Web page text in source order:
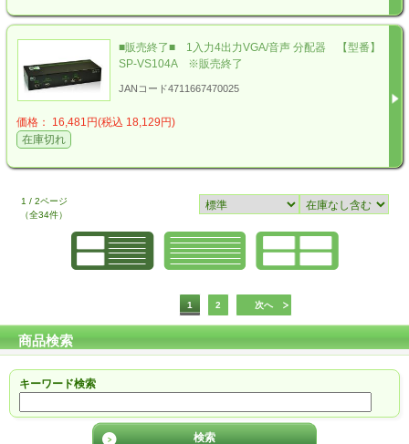
■販売終了■ 1入力4出力VGA/音声 分配器 【型番】
SP-VS104A ※販売終了
JANコード4711667470025
価格： 16,481円(税込 18,129円)
在庫切れ
1 / 2ページ
（全34件）
1 2 次へ
商品検索
キーワード検索